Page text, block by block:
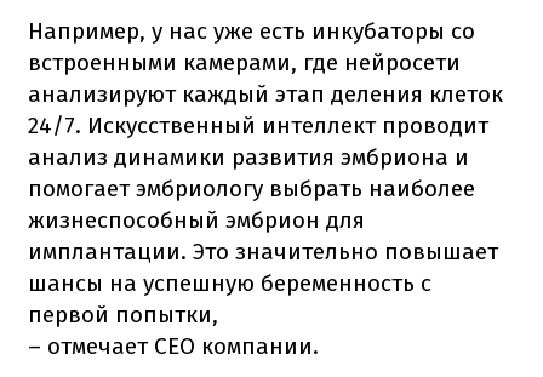
Например, у нас уже есть инкубаторы со
встроенными камерами, где нейросети
анализируют каждый этап деления клеток
24/7. Искусственный интеллект проводит
анализ динамики развития эмбриона и
помогает эмбриологу выбрать наиболее
жизнеспособный эмбрион для
имплантации. Это значительно повышает
шансы на успешную беременность с
первой попытки,
– отмечает СЕО компании.